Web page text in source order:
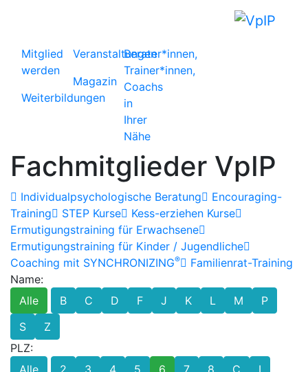
Mitglied
werden
Weiterbildungen
Veranstaltungen
Magazin
Berater*innen,
Trainer*innen,
Coachs
in
Ihrer
Nähe
Fachmitglieder VpIP
Individualpsychologische Beratung
Encouraging-
Training
STEP Kurse
Kess-erziehen Kurse
Ermutigungstraining für Erwachsene
Ermutigungstraining für Kinder / Jugendliche
Coaching mit SYNCHRONIZING®
Familienrat-Training
Name:
Alle
B C D F J K L M
P
S
Z
PLZ:
Alle
2 3 4 5 6 7 8 C
I